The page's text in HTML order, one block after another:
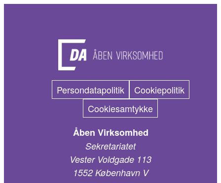
Persondatapolitik
Cookiepolitik
Cookiesamtykke
Åben Virksomhed
Sekretariatet
Vester Voldgade 113
1552 København V